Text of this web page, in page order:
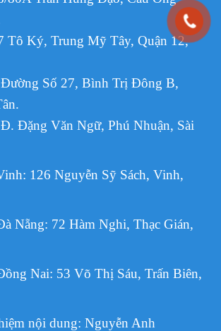
Tô Ký, Trung Mỹ Tây, Quận 12,
Số 27, Bình Trị Đông B,
Đặng Văn Ngữ, Phú Nhuận, Sài
126 Nguyễn Sỹ Sách, Vinh,
Nẵng: 72 Hàm Nghi, Thạc Gián,
Nai: 53 Võ Thị Sáu, Trấn Biên,
nội dung: Nguyễn Anh